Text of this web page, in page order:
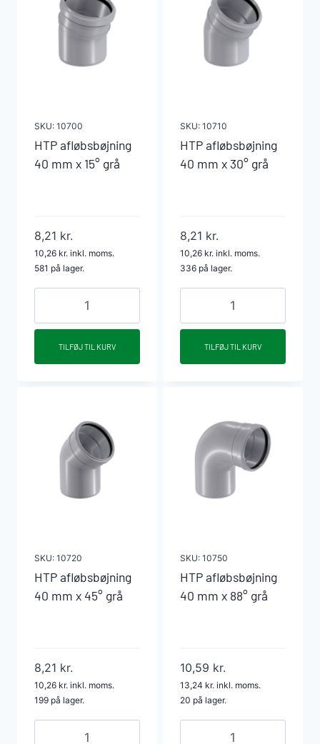
antal
SKU: 10700
HTP afløbsbøjning
40 mm x 15° grå
8,21 kr.
10,26 kr. inkl. moms.
581 på lager.
mm
TILFØJ TIL KURV
SKU: 10710
HTP afløbsbøjning
40 mm x 30° grå
8,21 kr.
10,26 kr. inkl. moms.
336 på lager.
mm
antal
TILFØJ TIL KURV
SKU: 10720
HTP afløbsbøjning
40 mm x 45° grå
8,21 kr.
10,26 kr. inkl. moms.
199 på lager.
SKU: 10750
HTP afløbsbøjning
40 mm x 88° grå
10,59 kr.
13,24 kr. inkl. moms.
20 på lager.